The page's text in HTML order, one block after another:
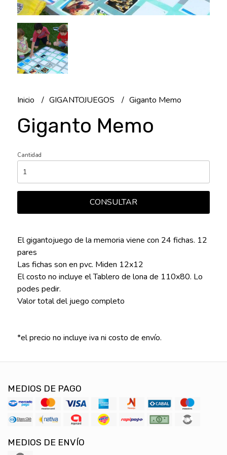
Inicio GIGANTOJUEGOS Giganto Memo
Giganto Memo
Cantidad
CONSULTAR
El gigantojuego de la memoria viene con 24 fichas. 12
pares
Las fichas son en pvc. Miden 12x12
El costo no incluye el Tablero de lona de 110x80. Lo
podes pedir.
Valor total del juego completo
*el precio no incluye iva ni costo de envío.
MEDIOS DE PAGO
MEDIOS DE ENVÍO